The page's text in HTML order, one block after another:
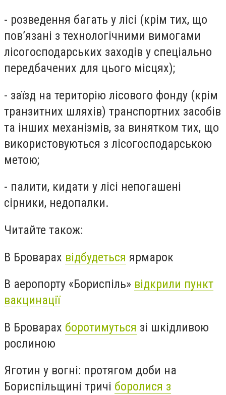
- розведення багать у лісі (крім тих, що
пов’язані з технологічними вимогами
лісогосподарських заходів у спеціально
передбачених для цього місцях);
- заїзд на територію лісового фонду (крім
транзитних шляхів) транспортних засобів
та інших механізмів, за винятком тих, що
використовуються з лісогосподарською
метою;
- палити, кидати у лісі непогашені
сірники, недопалки.
Читайте також:
В Броварах відбудеться ярмарок
В аеропорту «Бориспіль» відкрили пункт
вакцинації
В Броварах боротимуться зі шкідливою
рослиною
Яготин у вогні: протягом доби на
Бориспільщині тричі боролися з